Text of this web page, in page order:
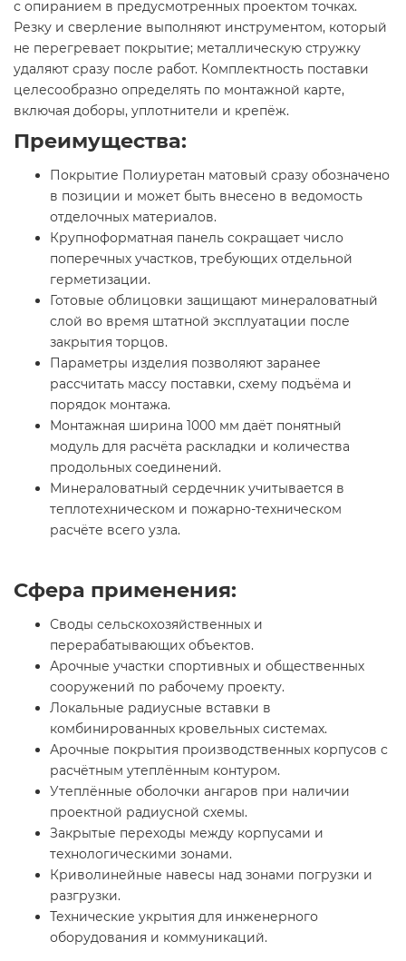
с опиранием в предусмотренных проектом точках.
Резку и сверление выполняют инструментом, который
не перегревает покрытие; металлическую стружку
удаляют сразу после работ. Комплектность поставки
целесообразно определять по монтажной карте,
включая доборы, уплотнители и крепёж.
Преимущества:
Покрытие Полиуретан матовый сразу обозначено
в позиции и может быть внесено в ведомость
отделочных материалов.
Крупноформатная панель сокращает число
поперечных участков, требующих отдельной
герметизации.
Готовые облицовки защищают минераловатный
слой во время штатной эксплуатации после
закрытия торцов.
Параметры изделия позволяют заранее
рассчитать массу поставки, схему подъёма и
порядок монтажа.
Монтажная ширина 1000 мм даёт понятный
модуль для расчёта раскладки и количества
продольных соединений.
Минераловатный сердечник учитывается в
теплотехническом и пожарно-техническом
расчёте всего узла.
Сфера применения:
Своды сельскохозяйственных и
перерабатывающих объектов.
Арочные участки спортивных и общественных
сооружений по рабочему проекту.
Локальные радиусные вставки в
комбинированных кровельных системах.
Арочные покрытия производственных корпусов с
расчётным утеплённым контуром.
Утеплённые оболочки ангаров при наличии
проектной радиусной схемы.
Закрытые переходы между корпусами и
технологическими зонами.
Криволинейные навесы над зонами погрузки и
разгрузки.
Технические укрытия для инженерного
оборудования и коммуникаций.